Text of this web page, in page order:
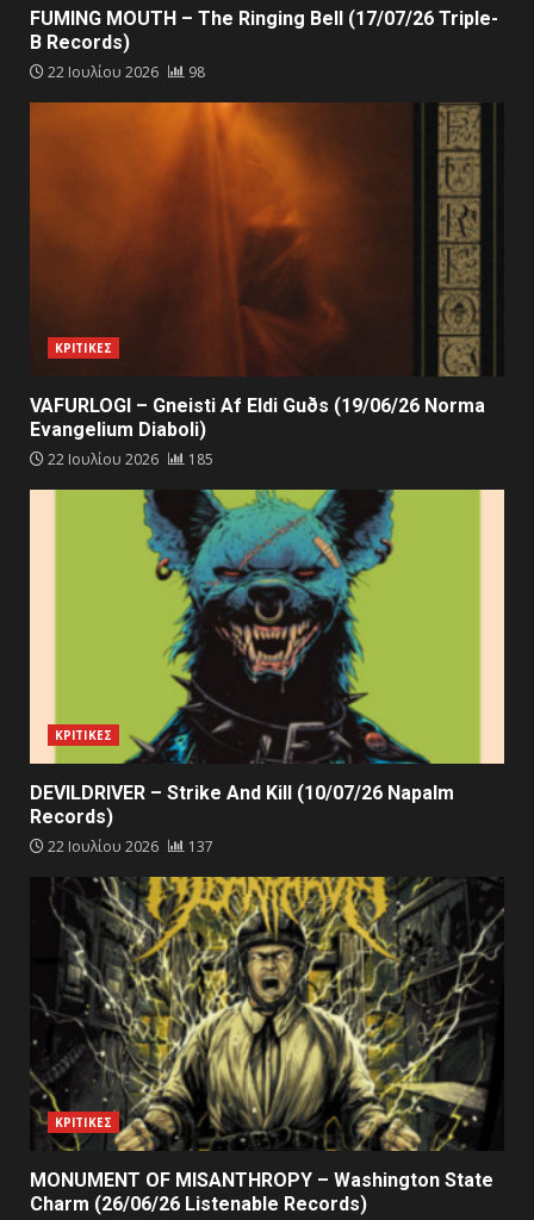
FUMING MOUTH – The Ringing Bell (17/07/26 Triple-
B Records)
22 Ιουλίου 2026 98
ΚΡΙΤΙΚΕΣ
VAFURLOGI – Gneisti Af Eldi Guðs (19/06/26 Norma
Evangelium Diaboli)
22 Ιουλίου 2026 185
ΚΡΙΤΙΚΕΣ
DEVILDRIVER – Strike And Kill (10/07/26 Napalm
Records)
22 Ιουλίου 2026 137
ΚΡΙΤΙΚΕΣ
MONUMENT OF MISANTHROPY – Washington State
Charm (26/06/26 Listenable Records)